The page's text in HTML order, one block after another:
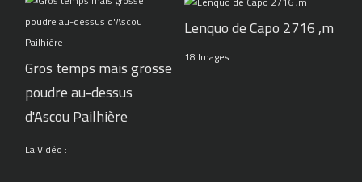
Gros temps mais grosse
poudre au-dessus
d'Ascou Pailhière
La Vidéo :
Lenquo de Capo 2716 ,m
18 Images